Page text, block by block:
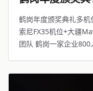
鹤岗年度颁奖典礼多
索尼FX35机位+大疆
团队 鹤岗一家企业